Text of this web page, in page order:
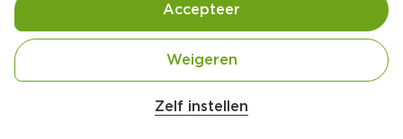
9. 0
PLUS Boerentrots Kipfilet 1 stuk
Per 200 g
Zelf instellen
Weigeren
Accepteer